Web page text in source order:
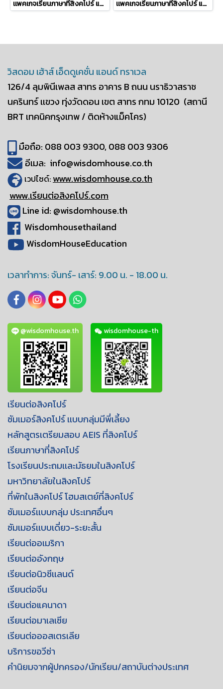
เเพคเกจเรียนภาษาที่สิงคโปร์ แบบเดี่ยว 4 สัปดาห์ LSBF อายุ 14 ปีขึ้นไป เเพคเกจเรียนภาษาที่สิงคโปร์ แบบเดี่ยว 4 สัปดาห์ MDIS
วิสดอม เฮ้าส์ เอ็ดดูเคชั่น แอนด์ ทราเวล
126/4 ลุมพินีเพลส สาทร อาคาร Bถนน นราธิวาสราช
นครินทร์ เเขวง ทุ่งวัดดอน เขต สาทร กทม 10120 (สถานี
BRT เทคนิคกรุงเทพ / ติดห้างแม็คโคร)
มือถือ: 088 003 9300, 088 003 9306
อีเมล: info@wisdomhouse.co.th
เวปไซด์:www.wisdomhouse.co.th
www.เรียนต่อสิงคโปร์.com
Line id: @wisdomhouse.th
Wisdomhousethailand
WisdomHouseEducation
เวลาทำการ: จันทร์- เสาร์: 9.00 น. - 18.00 น.
@wisdomhouse.th wisdomhouse-th
เรียนต่อสิงคโปร์
ซัมเมอร์สิงคโปร์ เเบบกลุ่มมีพี่เลี้ยง
หลักสูตรเตรียมสอบ AEIS ที่สิงคโปร์
เรียนภาษาที่สิงคโปร์
โรงเรียนประถมเเละมัธยมในสิงคโปร์
มหาวิทยาลัยในสิงคโปร์
ที่พักในสิงคโปร์ โฮมสเตย์ที่สิงคโปร์
ซัมเมอร์เเบบกลุ่ม ประเทศอื่นๆ
ซัมเมอร์เเบบเดี่ยว-ระยะสั้น
เรียนต่ออเมริกา
เรียนต่ออังกฤษ
เรียนต่อนิวซีเเลนด์
เรียนต่อจีน
เรียนต่อแคนาดา
เรียนต่อมาเลเซีย
เรียนต่อออสเตรเลีย
บริการขอวีซ่า
คำนิยมจากผู้ปกครอง/นักเรียน/สถาบันต่างประเทศ